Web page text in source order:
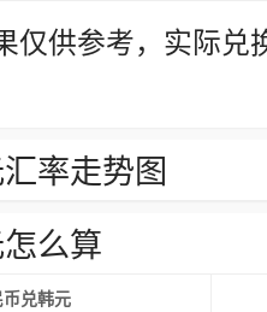
仅供参考，实际
率走势图
么算
兑韩元